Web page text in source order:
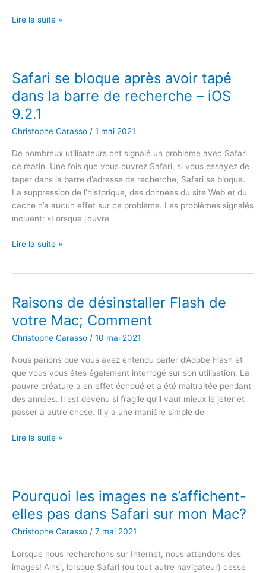
Comment
aux
questions
de
sécurité
l’identifiant
Apple?
Lire la suite »
Safari se bloque après avoir tapé
dans la barre de recherche – iOS
9.2.1
Christophe Carasso / 1 mai 2021
De nombreux utilisateurs ont signalé un problème avec Safari
ce matin. Une fois que vous ouvrez Safari, si vous essayez de
taper dans la barre d’adresse de recherche, Safari se bloque.
La suppression de l’historique, des données du site Web et du
cache n’a aucun effet sur ce problème. Les problèmes signalés
incluent: «Lorsque j’ouvre
Safari
avoir
tapé
dans
la
de
recherche
–
iOS
9.2.1
Lire la suite »
Raisons de désinstaller Flash de
votre Mac; Comment
Christophe Carasso / 10 mai 2021
Nous parions que vous avez entendu parler d’Adobe Flash et
que vous vous êtes également interrogé sur son utilisation. La
pauvre créature a en effet échoué et a été maltraitée pendant
des années. Il est devenu si fragile qu’il vaut mieux le jeter et
passer à autre chose. Il y a une manière simple de
Raisons
de
votre
Mac;
Comment
Lire la suite »
Pourquoi les images ne s’affichent-
elles pas dans Safari sur mon Mac?
Christophe Carasso / 7 mai 2021
Lorsque nous recherchons sur Internet, nous attendons des
images! Ainsi, lorsque Safari (ou tout autre navigateur) cesse